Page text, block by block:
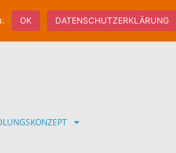
OK DATENSCHUTZERKLÄRUNG